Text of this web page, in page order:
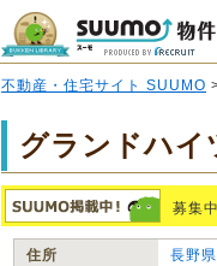
不動産・住宅サイト SUUMO
グランドハイ
募集
住所 長野県